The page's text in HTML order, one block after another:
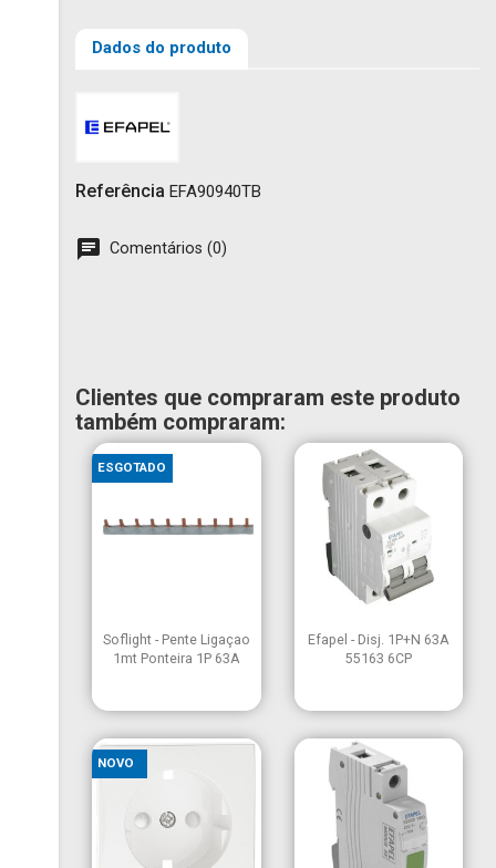
Dados do produto
Referência EFA90940TB
Comentários (0)
Clientes que compraram este produto
também compraram:
 Vista rápida
Soflight - Pente Ligaçao
1mt Ponteira 1P 63A
ESGOTADO
 Vista rápida
Efapel - Disj. 1P+N 63A
55163 6CP
NOVO